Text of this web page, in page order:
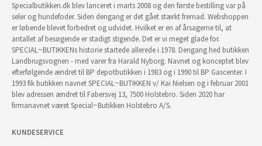
Specialbutikken.dk blev lanceret i marts 2008 og den første bestilling var på
seler og hundefoder. Siden dengang er det gået stærkt fremad. Webshoppen
er løbende blevet forbedret og udvidet. Hvilket er en af årsagerne til, at
antallet af besøgende er stadigt stigende. Det er vi meget glade for.
SPECIAL~BUTIKKENs historie startede allerede i 1978. Dengang hed butikken
Landbrugsvognen - med varer fra Harald Nyborg. Navnet og konceptet blev
efterfølgende ændret til BP depotbutikken i 1983 og i 1990 til BP Gascenter. I
1993 fik butikken navnet SPECIAL~BUTIKKEN v/ Kai Nielsen og i februar 2001
blev adressen ændret til Fabersvej 13, 7500 Holstebro. Siden 2020 har
firmanavnet været Special~Butikken Holstebro A/S.
KUNDESERVICE